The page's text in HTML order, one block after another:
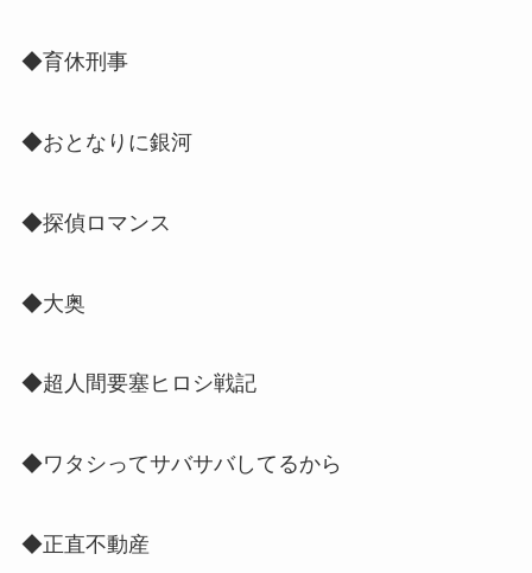
◆育休刑事
◆おとなりに銀河
◆探偵ロマンス
◆大奥
◆超人間要塞ヒロシ戦記
◆ワタシってサバサバしてるから
◆正直不動産